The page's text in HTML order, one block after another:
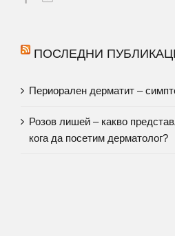
ПОСЛЕДНИ
Периорален дерматит –
Розов лишей – какво
кога да посетим дерматолог?